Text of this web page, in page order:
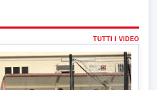
TUTTI I VIDEO